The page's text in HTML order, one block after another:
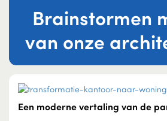
Brainstormen
van onze
Een moderne vertaling van de